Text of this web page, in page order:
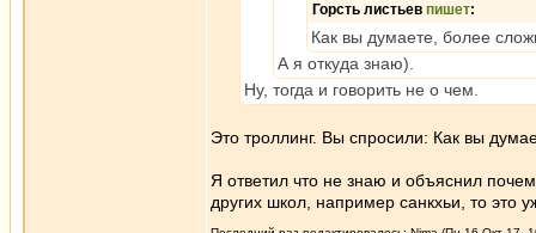
Горсть листьев пишет:
Как вы думаете, более
А я откуда знаю).
Ну, тогда и говорить не о чем.
Это троллинг. Вы спросили: Как вы
Я ответил что не знаю и объяснил
других школ, например санкхьи, то это